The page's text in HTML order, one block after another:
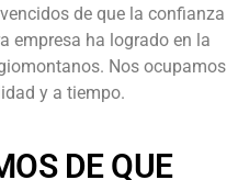
de que la confianza
empresa ha logrado en la
Nos ocupamos
y a tiempo.
DE QUE